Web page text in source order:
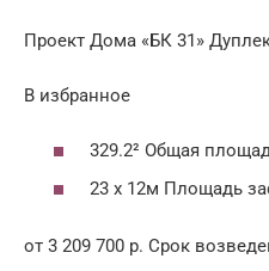
Проект Дома «БК 31»
В избранное
329.2² Общая
23 x 12м Площадь
от 3 209 700 р. Срок